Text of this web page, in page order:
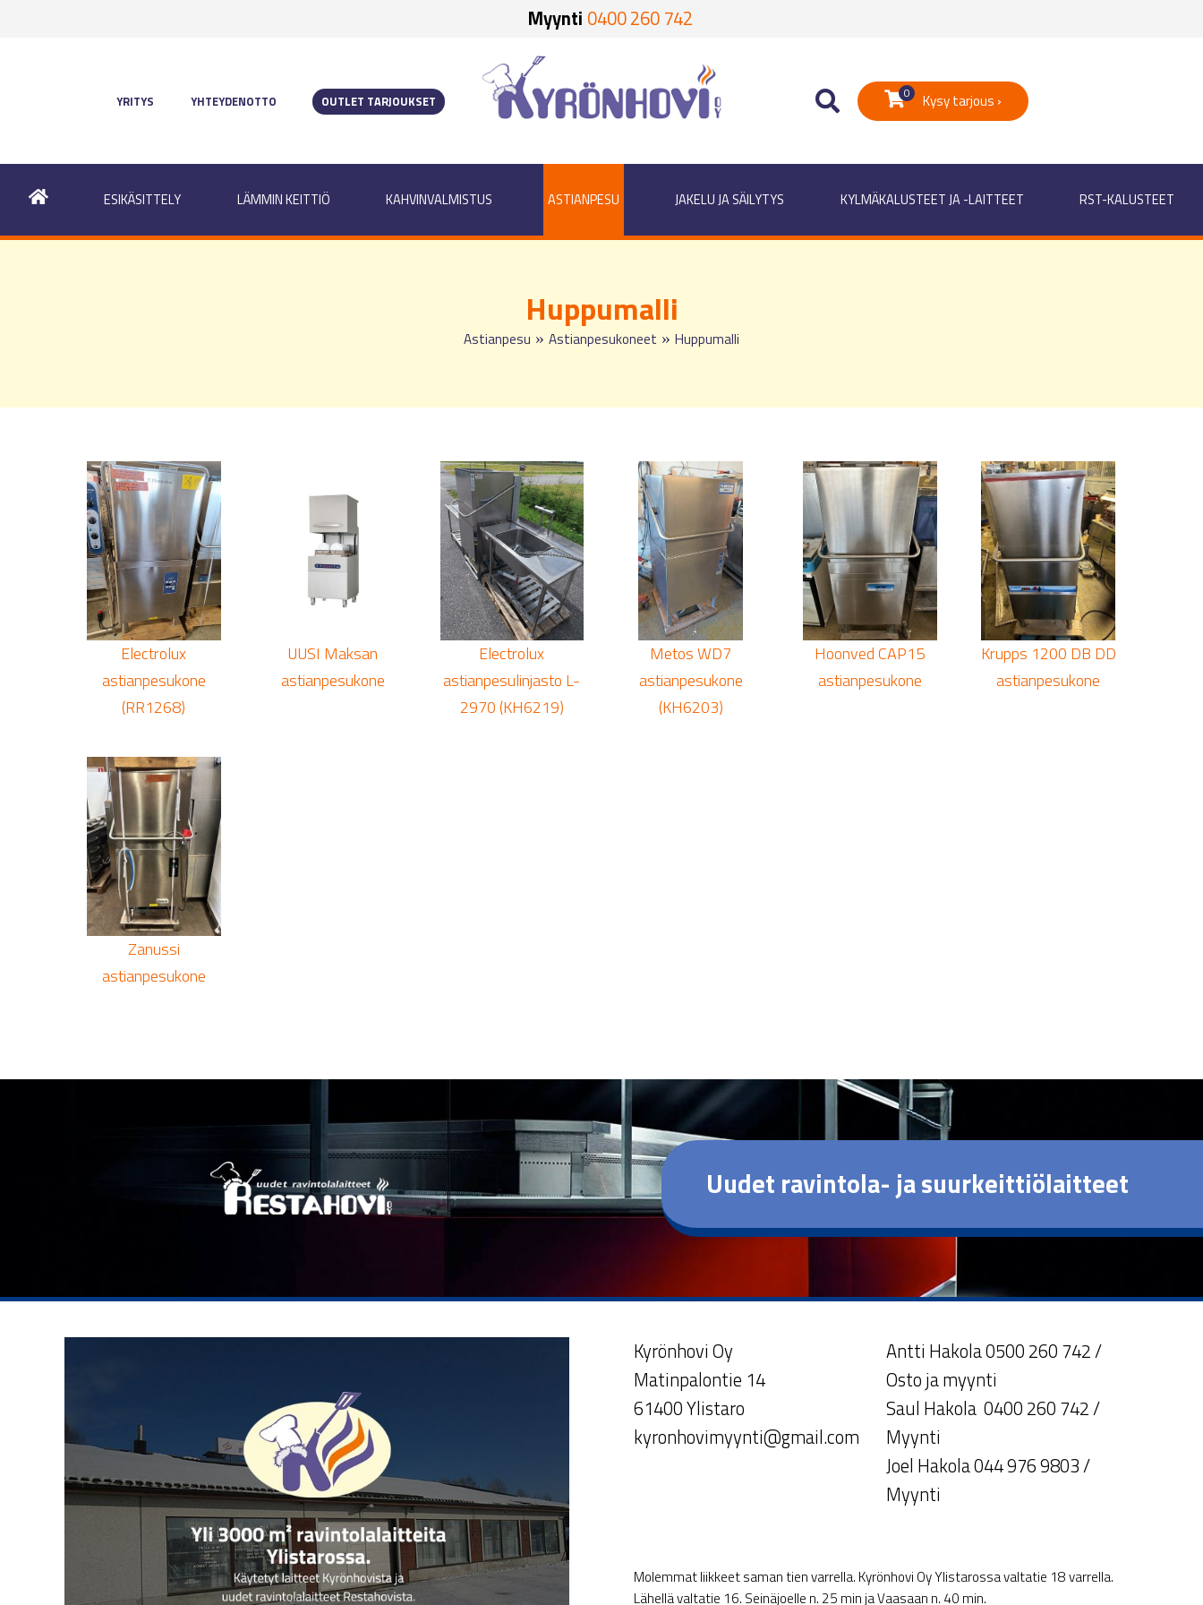
Myynti 0400 260 742
YRITYS YHTEYDENOTTO OUTLET TARJOUKSET
0 Kysy tarjous ›
ESIKÄSITTELY LÄMMIN KEITTIÖ KAHVINVALMISTUS ASTIANPESU JAKELU JA SÄILYTYS KYLMÄKALUSTEET JA -LAITTEET RST-KALUSTEET
Huppumalli
Astianpesu » Astianpesukoneet » Huppumalli
Electrolux
astianpesukone
(RR1268)
UUSI Maksan
astianpesukone
Electrolux
astianpesulinjasto L-
2970 (KH6219)
Metos WD7
astianpesukone
(KH6203)
Hoonved CAP15
astianpesukone
Krupps 1200 DB DD
astianpesukone
Zanussi
astianpesukone
Uudet ravintola- ja suurkeittiölaitteet
Kyrönhovi Oy
Matinpalontie 14
61400 Ylistaro
kyronhovimyynti@gmail.com
Antti Hakola 0500 260 742 /
Osto ja myynti
Saul Hakola 0400 260 742 /
Myynti
Joel Hakola 044 976 9803 /
Myynti
Molemmat liikkeet saman tien varrella. Kyrönhovi Oy Ylistarossa valtatie 18 varrella.
Lähellä valtatie 16. Seinäjoelle n. 25 min ja Vaasaan n. 40 min.